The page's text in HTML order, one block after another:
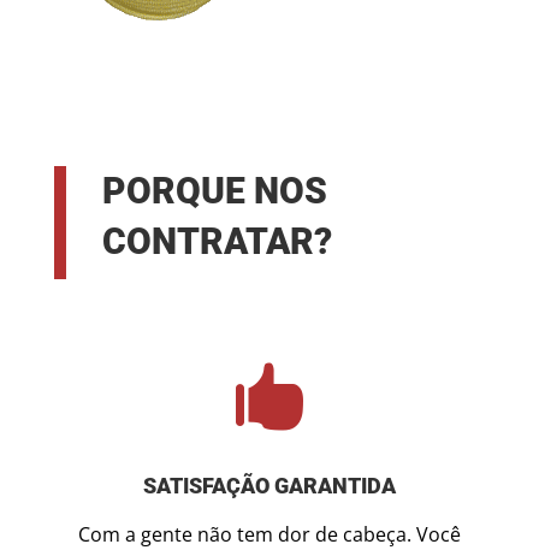
PORQUE NOS
CONTRATAR?

SATISFAÇÃO GARANTIDA
Com a gente não tem dor de cabeça. Você